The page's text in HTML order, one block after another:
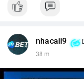
nhacaii9
38 m